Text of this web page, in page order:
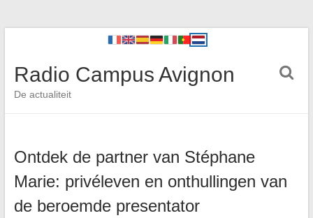
Radio Campus Avignon
De actualiteit
Ontdek de partner van Stéphane
Marie: privéleven en onthullingen van
de beroemde presentator